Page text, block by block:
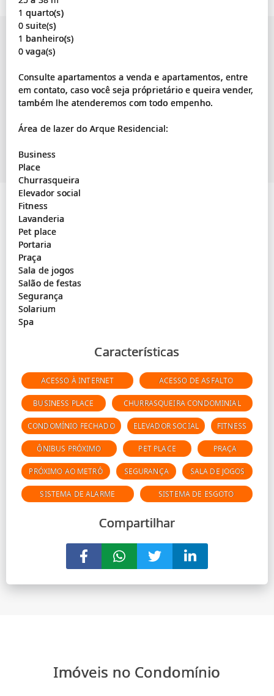
1 quarto(s)
0 suite(s)
1 banheiro(s)
0 vaga(s)
Consulte apartamentos a venda e apartamentos, entre
em contato, caso você seja próprietário e queira vender,
também lhe atenderemos com todo empenho.
Área de lazer do Arque Residencial:
Business
Place
Churrasqueira
Elevador social
Fitness
Lavanderia
Pet place
Portaria
Praça
Sala de jogos
Salão de festas
Segurança
Solarium
Características
ACESSO À INTERNET ACESSO DE ASFALTO
BUSINESS PLACE CHURRASQUEIRA CONDOMINIAL
CONDOMÍNIO FECHADO ELEVADOR SOCIAL FITNESS
ÔNIBUS PRÓXIMO PET PLACE PRAÇA
PRÓXIMO AO METRÔ SEGURANÇA SALA DE JOGOS
SISTEMA DE ALARME SISTEMA DE ESGOTO
Compartilhar
Imóveis no Condomínio